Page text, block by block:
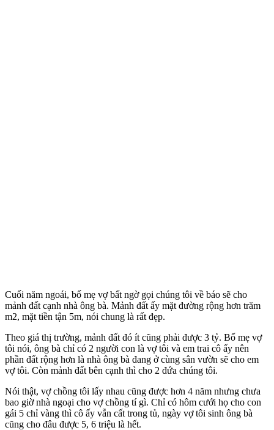
Cuối năm ngoái, bố mẹ vợ bất ngờ gọi chúng tôi về báo sẽ cho
mảnh đất cạnh nhà ông bà. Mảnh đất ấy mặt đường rộng hơn trăm
m2, mặt tiền tận 5m, nói chung là rất đẹp.
Theo giá thị trường, mảnh đất đó ít cũng phải được 3 tỷ. Bố mẹ vợ
tôi nói, ông bà chỉ có 2 người con là vợ tôi và em trai cô ấy nên
phần đất rộng hơn là nhà ông bà đang ở cùng sân vườn sẽ cho em
vợ tôi. Còn mảnh đất bên cạnh thì cho 2 đứa chúng tôi.
Nói thật, vợ chồng tôi lấy nhau cũng được hơn 4 năm nhưng chưa
bao giờ nhà ngoại cho vợ chồng tí gì. Chỉ có hôm cưới họ cho con
gái 5 chỉ vàng thì cô ấy vẫn cất trong tủ, ngày vợ tôi sinh ông bà
cũng cho đâu được 5, 6 triệu là hết.